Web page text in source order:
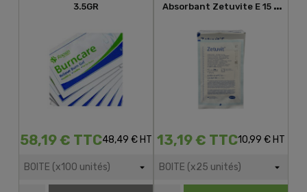
3.5GR
58,19 € TTC48,49 € HT
Absorbant Zetuvite E 15 X
13,19 € TTC10,99 € HT